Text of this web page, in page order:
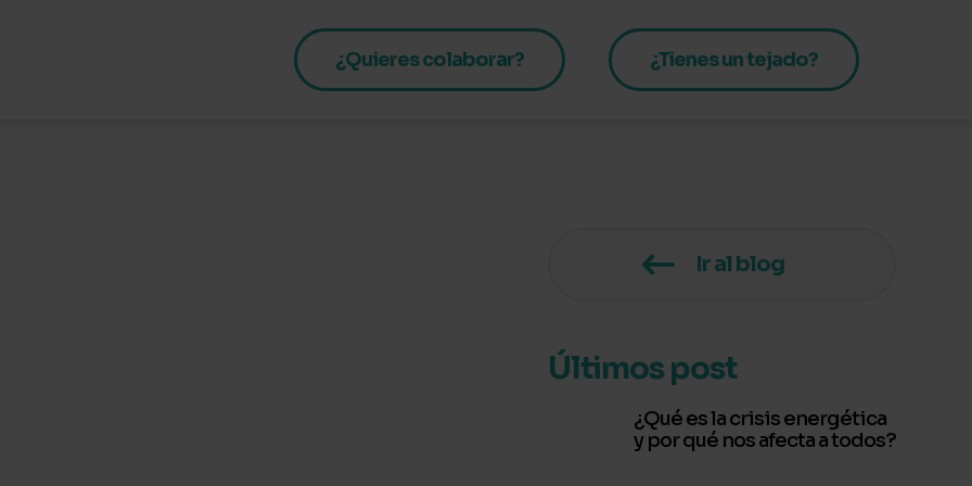
¿Quieres colaborar? ¿Tienes un tejado?
Ir al blog
Últimos post
¿Qué es la crisis energética
y por qué nos afecta a todos?